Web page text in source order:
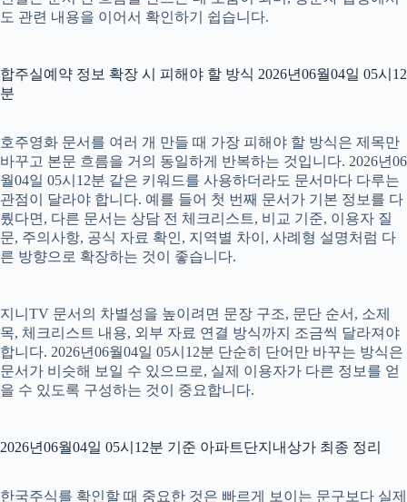
도 관련 내용을 이어서 확인하기 쉽습니다.
합주실예약 정보 확장 시 피해야 할 방식 2026년06월04일 05시12
분
호주영화 문서를 여러 개 만들 때 가장 피해야 할 방식은 제목만
바꾸고 본문 흐름을 거의 동일하게 반복하는 것입니다. 2026년06
월04일 05시12분 같은 키워드를 사용하더라도 문서마다 다루는
관점이 달라야 합니다. 예를 들어 첫 번째 문서가 기본 정보를 다
뤘다면, 다른 문서는 상담 전 체크리스트, 비교 기준, 이용자 질
문, 주의사항, 공식 자료 확인, 지역별 차이, 사례형 설명처럼 다
른 방향으로 확장하는 것이 좋습니다.
지니TV 문서의 차별성을 높이려면 문장 구조, 문단 순서, 소제
목, 체크리스트 내용, 외부 자료 연결 방식까지 조금씩 달라져야
합니다. 2026년06월04일 05시12분 단순히 단어만 바꾸는 방식은
문서가 비슷해 보일 수 있으므로, 실제 이용자가 다른 정보를 얻
을 수 있도록 구성하는 것이 중요합니다.
2026년06월04일 05시12분 기준 아파트단지내상가 최종 정리
한국주식를 확인할 때 중요한 것은 빠르게 보이는 문구보다 실제